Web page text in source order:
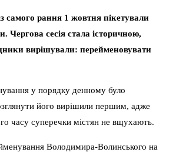
самого рання 1 жовтня пікетували
Чергова сесія стала історичною,
вирішували: перейменовувати
у порядку денному було
його вирішили першим, адже
часу суперечки містян не вщухають.
Володимира-Волинського на